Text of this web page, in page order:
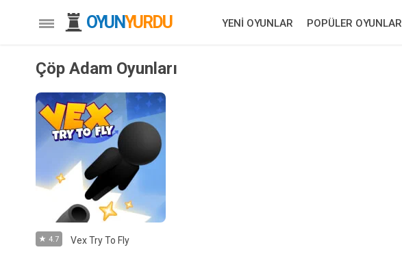
OYUNYURDU YENİ OYUNLAR POPÜLER OYUNLAR
Çöp Adam Oyunları
4.7 Vex Try To Fly